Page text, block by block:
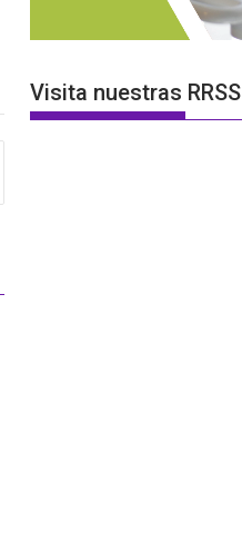
Visita nuestras RRSS